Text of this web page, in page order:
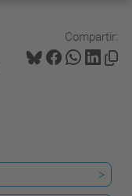
Compartir:
>